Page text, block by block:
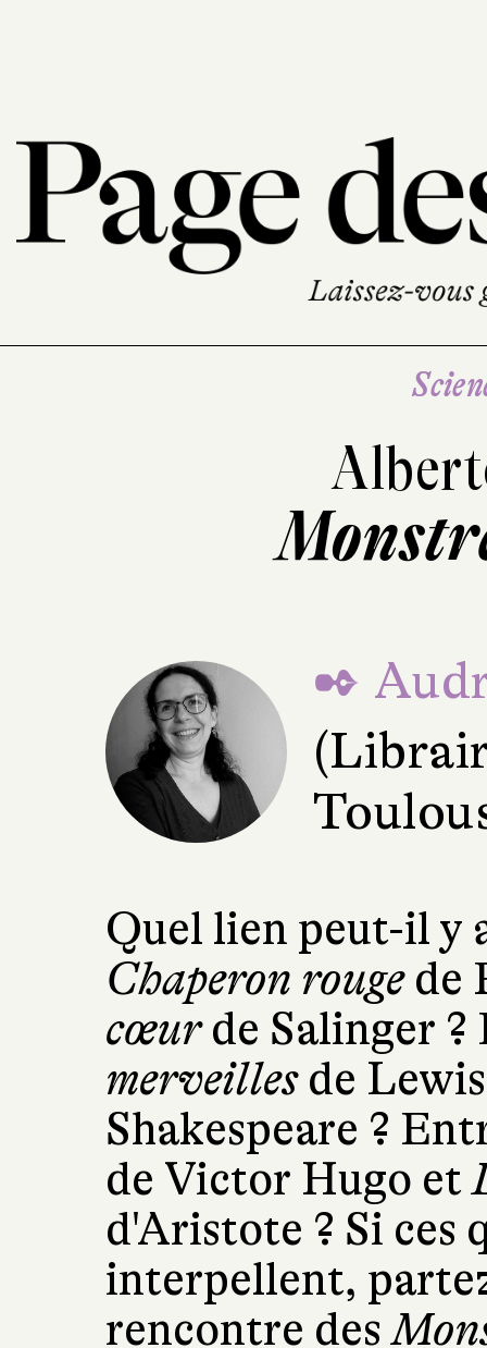
✒
Quel lien peut-il y
Chaperon rougede
cœurde Salinger
merveillesde
Shakespeare ?
de Victor Hugo et
d'Aristote ? Si ces
interpellent,
rencontre des